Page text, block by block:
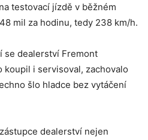
testovací jízdě v běžném
mil za hodinu, tedy 238 km/h.
se dealerství Fremont
koupil i servisoval, zachovalo
šlo hladce bez vytáčení
dealerství nejen